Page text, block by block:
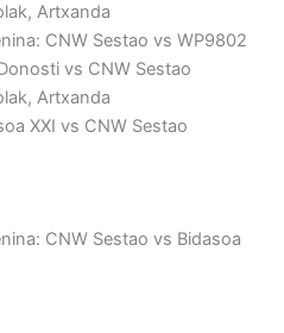
Artxanda
CNW Sestao vs WP9802
vs CNW Sestao
Artxanda
XXI vs CNW Sestao
CNW Sestao vs Bidasoa